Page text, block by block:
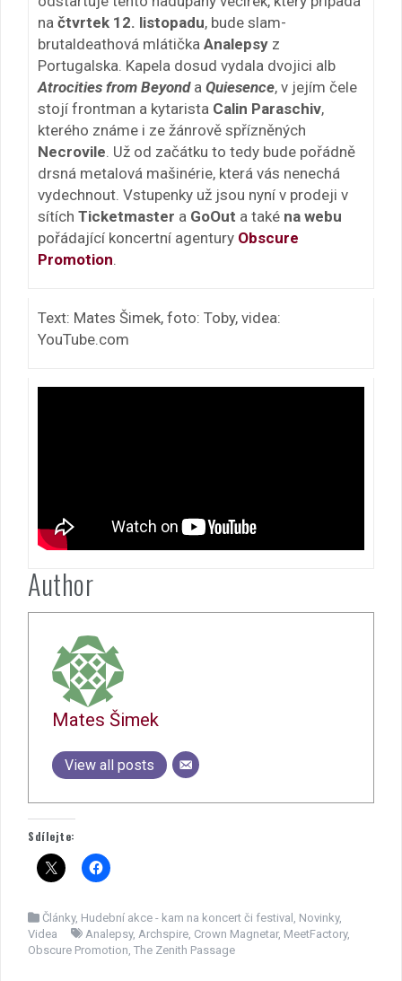
na čtvrtek 12. listopadu, bude slam-
brutaldeathová mlátička Analepsy z
Portugalska. Kapela dosud vydala dvojici alb
Atrocities from Beyonda Quiesence, v jejím čele
stojí frontman a kytarista Calin Paraschiv,
kterého známe i ze žánrově spřízněných
Necrovile . Už od začátku to tedy bude pořádně
drsná metalová mašinérie, která vás nenechá
vydechnout. Vstupenky už jsou nyní v prodeji v
sítích Ticketmaster a GoOut a také na webu
pořádající koncertní agentury Obscure
Promotion
Text: Mates Šimek, foto: Toby, videa:
YouTube.com
Author
Mates Šimek
View all posts
Sdílejte:
Články, Hudební akce - kam na koncert či festival Novinky,
Videa
Analepsy, Archspire Crown Magnetar, MeetFactory,
Obscure Promotion The Zenith Passage